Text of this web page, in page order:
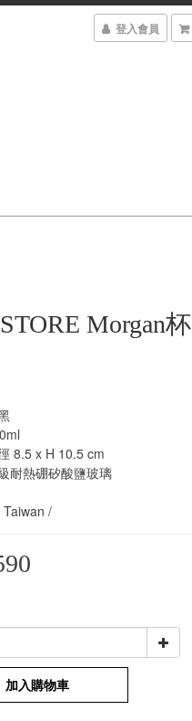
登入會員
Morgan杯
8.5 x H 10.5 cm
耐熱硼矽酸鹽玻璃
/
加入購物車